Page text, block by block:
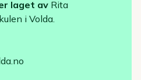
laget av Rita
i Volda.